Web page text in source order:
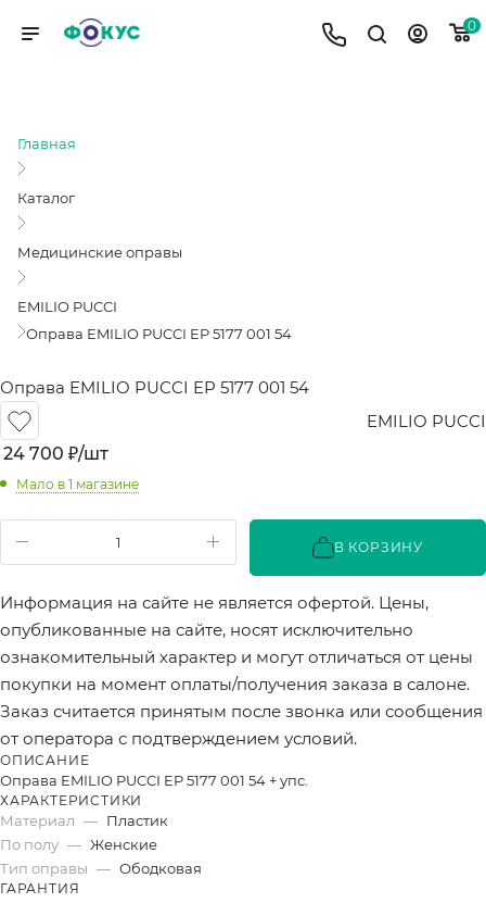
0
Главная
Каталог
Медицинские оправы
EMILIO PUCCI
Оправа EMILIO PUCCI EP 5177 001 54
Оправа EMILIO PUCCI EP 5177 001 54
EMILIO PUCCI
24 700 ₽/шт
Мало в 1 магазине
В КОРЗИНУ
Информация на сайте не является офертой. Цены,
опубликованные на сайте, носят исключительно
ознакомительный характер и могут отличаться от цены
покупки на момент оплаты/получения заказа в салоне.
Заказ считается принятым после звонка или сообщения
от оператора с подтверждением условий.
ОПИСАНИЕ
Оправа EMILIO PUCCI EP 5177 001 54 + упс.
ХАРАКТЕРИСТИКИ
Материал — Пластик
По полу — Женские
Тип оправы — Ободковая
ГАРАНТИЯ